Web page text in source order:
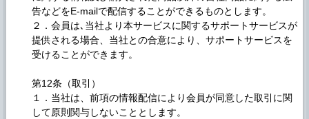
告などをE-mailで配信することができるものとします。
２．会員は､当社より本サービスに関するサポートサービスが
提供される場合、当社との合意により、サポートサービスを
受けることができます。
第12条（取引）
１．当社は、前項の情報配信により会員が同意した取引に関
して原則関与しないこととします。